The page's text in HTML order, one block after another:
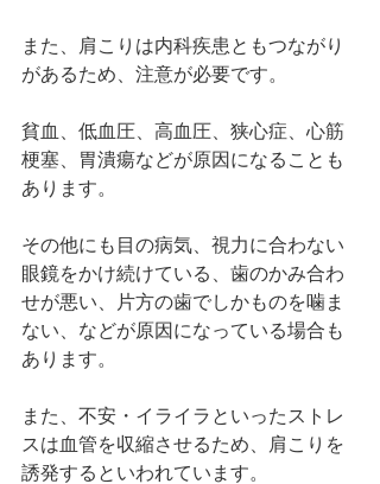
また、肩こりは内科疾患ともつながり
があるため、注意が必要です。
貧血、低血圧、高血圧、狭心症、心筋
梗塞、胃潰瘍などが原因になることも
あります。
その他にも目の病気、視力に合わない
眼鏡をかけ続けている、歯のかみ合わ
せが悪い、片方の歯でしかものを噛ま
ない、などが原因になっている場合も
あります。
また、不安・イライラといったストレ
スは血管を収縮させるため、肩こりを
誘発するといわれています。